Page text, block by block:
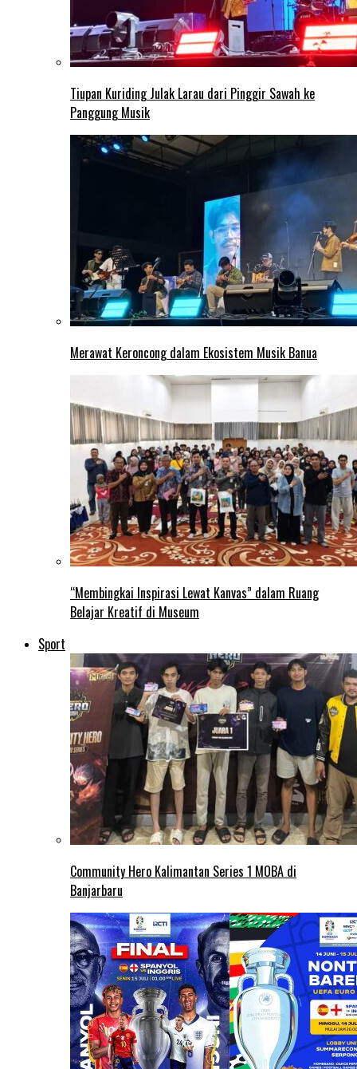
Tiupan Kuriding Julak Larau dari Pinggir Sawah ke
Panggung Musik
Merawat Keroncong dalam Ekosistem Musik Banua
“Membingkai Inspirasi Lewat Kanvas” dalam Ruang
Belajar Kreatif di Museum
Sport
Community Hero Kalimantan Series 1 MOBA di
Banjarbaru